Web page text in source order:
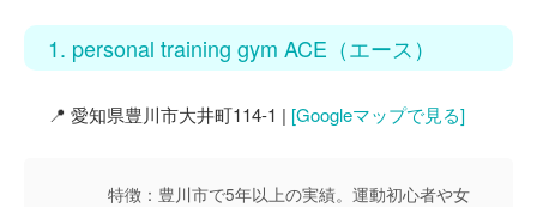
1. personal training gym ACE（エース）
📍 愛知県豊川市大井町114-1 | [Googleマップで見る]
特徴： 豊川市で5年以上の実績。運動初心者や女